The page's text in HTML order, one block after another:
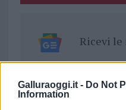
Galluraoggi.it - Do Not
Information
Ricevi le